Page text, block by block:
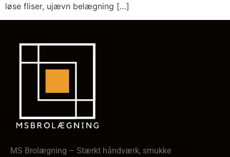
løse fliser, ujævn belægning […]
MS Brolægning – Stærkt håndværk, smukke